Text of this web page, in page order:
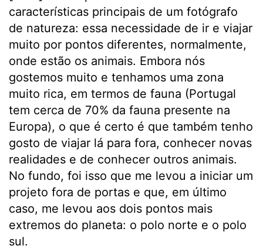
características principais de um fotógrafo
de natureza: essa necessidade de ir e viajar
muito por pontos diferentes, normalmente,
onde estão os animais. Embora nós
gostemos muito e tenhamos uma zona
muito rica, em termos de fauna (Portugal
tem cerca de 70% da fauna presente na
Europa), o que é certo é que também tenho
gosto de viajar lá para fora, conhecer novas
realidades e de conhecer outros animais.
No fundo, foi isso que me levou a iniciar um
projeto fora de portas e que, em último
caso, me levou aos dois pontos mais
extremos do planeta: o polo norte e o polo
sul.